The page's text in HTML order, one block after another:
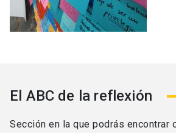
El ABC de la reflexión
Sección en la que podrás encontrar